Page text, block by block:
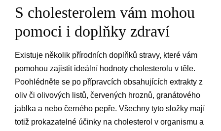
​S cholesterolem vám mohou
pomoci i doplňky zdraví
Existuje několik přírodních doplňků stravy, které vám
pomohou zajistit ideální hodnoty cholesterolu v těle.
Poohlédněte se po přípravcích obsahujících extrakty z
oliv či olivových listů, červených hroznů, granátového
jablka a nebo černého pepře. Všechny tyto složky mají
totiž prokazatelné účinky na cholesterol v organismu a